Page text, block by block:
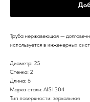
Труба нержавеющая —
используется в инженерных
Диаметр: 25
Стенка: 2
Длина: 6
Марка стали: AISI 304
Тип поверхности: зеркальная